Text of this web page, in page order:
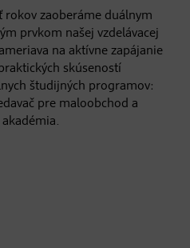
rokov zaoberáme duálnym
prvkom našej vzdelávacej
na aktívne zapájanie
skúseností
študijných programov:
pre maloobchod a